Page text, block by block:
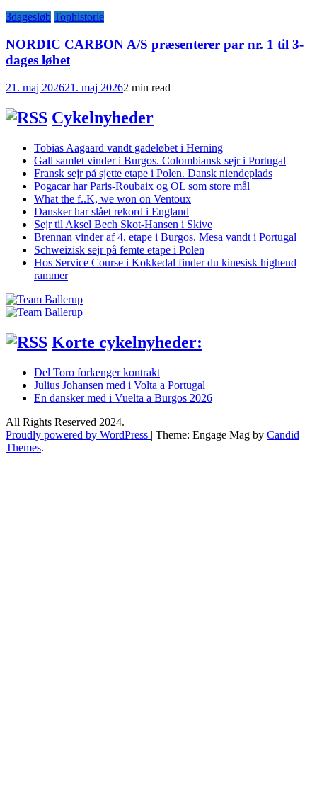
3dagesløb Tophistorie
NORDIC CARBON A/S præsenterer par nr. 1 til 3-
dages løbet
21. maj 202621. maj 20262 min read
Cykelnyheder
Tobias Aagaard vandt gadeløbet i Herning
Gall samlet vinder i Burgos. Colombiansk sejr i Portugal
Fransk sejr på sjette etape i Polen. Dansk niendeplads
Pogacar har Paris-Roubaix og OL som store mål
What the f..K, we won on Ventoux
Dansker har slået rekord i England
Sejr til Aksel Bech Skot-Hansen i Skive
Brennan vinder af 4. etape i Burgos. Mesa vandt i Portugal
Schweizisk sejr på femte etape i Polen
Hos Service Course i Kokkedal finder du kinesisk highend
rammer
Korte cykelnyheder:
Del Toro forlænger kontrakt
Julius Johansen med i Volta a Portugal
En dansker med i Vuelta a Burgos 2026
All Rights Reserved 2024.
Proudly powered by WordPress | Theme: Engage Mag by Candid
Themes.